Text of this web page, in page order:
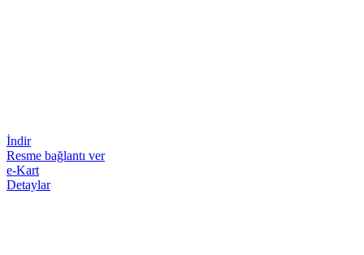
İndir
Resme bağlantı ver
e-Kart
Detaylar